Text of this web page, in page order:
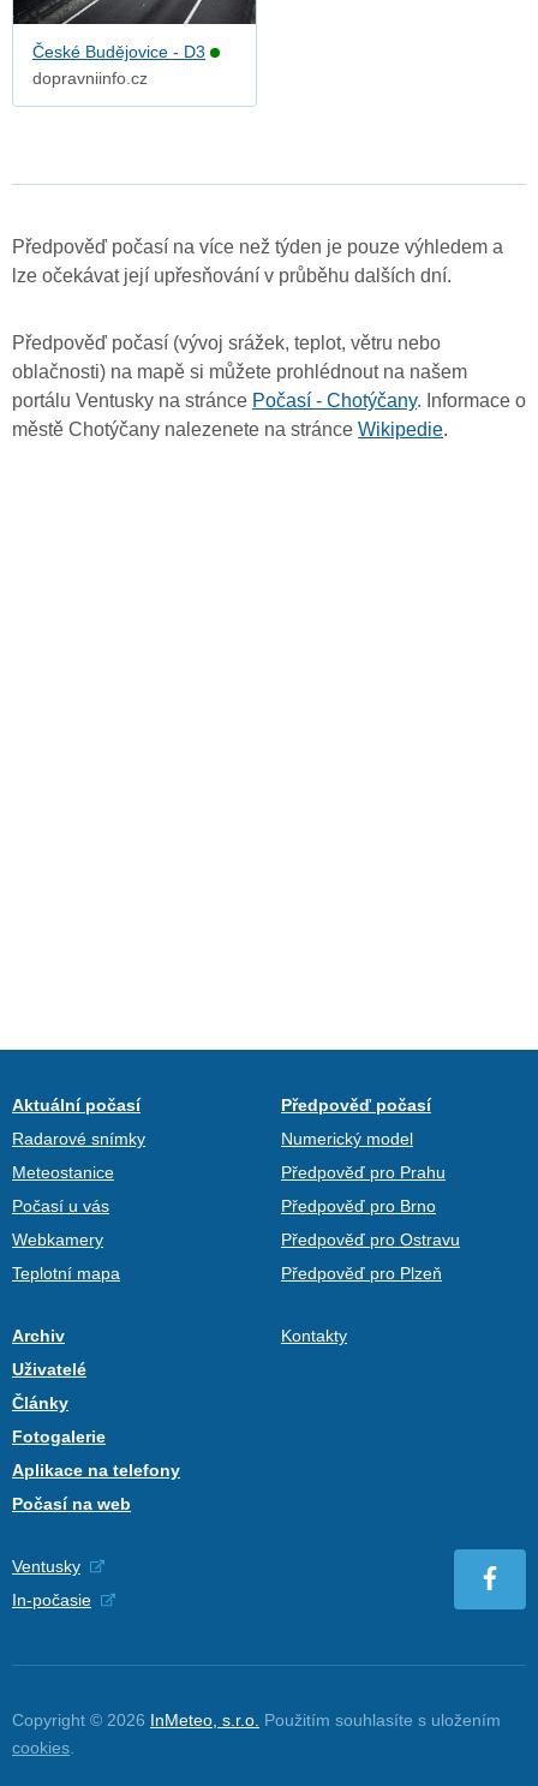
České Budějovice - D3
dopravniinfo.cz
Předpověď počasí na více než týden je pouze výhledem a
lze očekávat její upřesňování v průběhu dalších dní.
Předpověď počasí (vývoj srážek, teplot, větru nebo
oblačnosti) na mapě si můžete prohlédnout na našem
portálu Ventusky na stránce Počasí - Chotýčany. Informace o
městě Chotýčany nalezenete na stránce Wikipedie.
Aktuální počasí
Radarové snímky
Meteostanice
Počasí u vás
Webkamery
Teplotní mapa
Předpověď počasí
Numerický model
Předpověď pro Prahu
Předpověď pro Brno
Předpověď pro Ostravu
Předpověď pro Plzeň
Archiv
Uživatelé
Články
Fotogalerie
Aplikace na telefony
Počasí na web
Kontakty
Ventusky
In-počasie
Copyright © 2026 InMeteo, s.r.o. Použitím souhlasíte s uložením
cookies